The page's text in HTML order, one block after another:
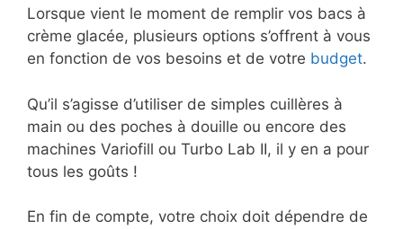
Lorsque vient le moment de remplir vos bacs à
crème glacée, plusieurs options s’offrent à vous
en fonction de vos besoins et de votre budget.
Qu’il s’agisse d’utiliser de simples cuillères à
main ou des poches à douille ou encore des
machines Variofill ou Turbo Lab II, il y en a pour
tous les goûts !
En fin de compte, votre choix doit dépendre de